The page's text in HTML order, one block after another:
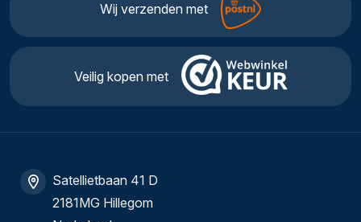
Wij verzenden met
Veilig kopen met
Satellietbaan 41 D
2181MG Hillegom